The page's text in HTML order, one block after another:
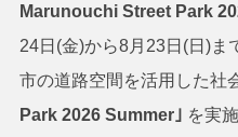
Marunouchi Street Park
24日(金)から8月23日(日)ま
市の道路空間を活用した社
Park 2026 Summer｣ を実